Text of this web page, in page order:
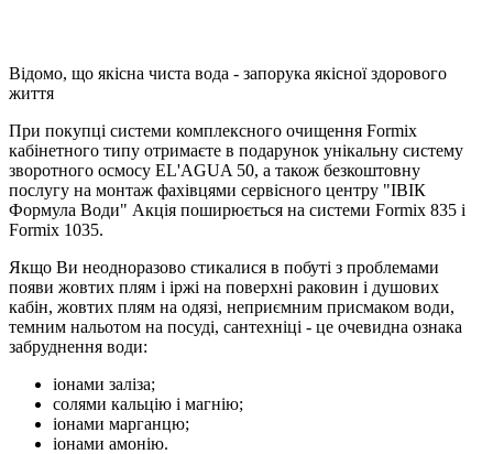
Відомо, що якісна чиста вода - запорука якісної здорового
життя
При покупці системи комплексного очищення Formix
кабінетного типу отримаєте в подарунок унікальну систему
зворотного осмосу EL'AGUA 50, а також безкоштовну
послугу на монтаж фахівцями сервісного центру "ІВІК
Формула Води" Акція поширюється на системи Formix 835 і
Formix 1035.
Якщо Ви неодноразово стикалися в побуті з проблемами
появи жовтих плям і іржі на поверхні раковин і душових
кабін, жовтих плям на одязі, неприємним присмаком води,
темним нальотом на посуді, сантехніці - це очевидна ознака
забруднення води:
іонами заліза;
солями кальцію і магнію;
іонами марганцю;
іонами амонію.